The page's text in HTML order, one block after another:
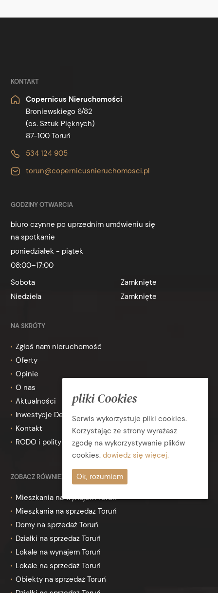
KONTAKT
Copernicus Nieruchomości
Broniewskiego 6/82
(os. Sztuk Pięknych)
87-100 Toruń
534 124 905
torun@copernicusnieruchomosci.pl
GODZINY OTWARCIA
biuro czynne po uprzednim umówieniu się
na spotkanie
poniedziałek - piątek
08:00–17:00
Sobota
Zamknięte
Niedziela
Zamknięte
NA SKRÓTY
Zgłoś nam nieruchomość
Oferty
Opinie
O nas
Aktualności
Inwestycje Deweloperskie
Kontakt
RODO i polityka prywatności
ZOBACZ RÓWNIEŻ
Mieszkania na wynajem Toruń
Mieszkania na sprzedaż Toruń
Domy na sprzedaż Toruń
Działki na sprzedaż Toruń
Lokale na wynajem Toruń
Lokale na sprzedaż Toruń
Obiekty na sprzedaż Toruń
pliki Cookies
Serwis wykorzystuje pliki cookies.
Korzystając ze strony wyrażasz
zgodę na wykorzystywanie plików
cookies. dowiedz się więcej.
Ok, rozumiem